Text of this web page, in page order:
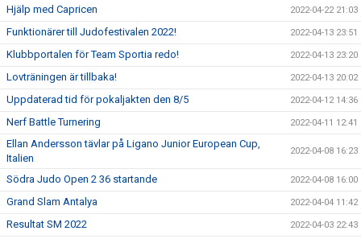
Hjälp med Capricen 2022-04-22 21:03
Funktionärer till Judofestivalen 2022! 2022-04-13 23:51
Klubbportalen för Team Sportia redo! 2022-04-13 23:20
Lovträningen är tillbaka! 2022-04-13 20:02
Uppdaterad tid för pokaljakten den 8/5 2022-04-12 14:36
Nerf Battle Turnering 2022-04-11 12:41
Ellan Andersson tävlar på Ligano Junior European Cup,
Italien
2022-04-08 16:23
Södra Judo Open 2 36 startande 2022-04-08 16:00
Grand Slam Antalya 2022-04-04 11:42
Resultat SM 2022 2022-04-03 22:43